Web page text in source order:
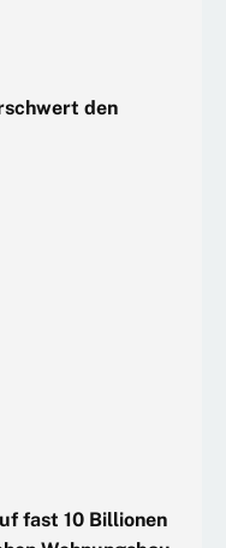
den
fast 10 Billionen